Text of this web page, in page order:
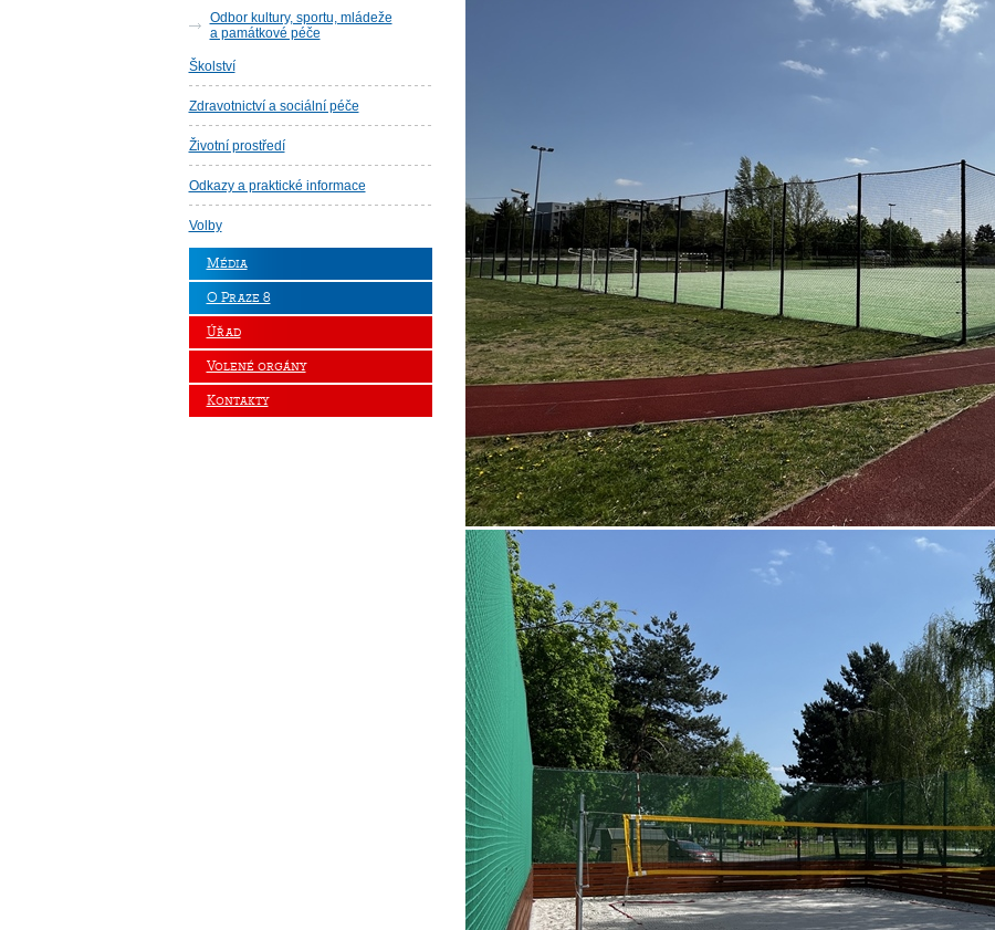
Odbor kultury, sportu, mládeže
a památkové péče
Školství
Zdravotnictví a sociální péče
Životní prostředí
Odkazy a praktické informace
Volby
Média
O Praze 8
Úřad
Volené orgány
Kontakty